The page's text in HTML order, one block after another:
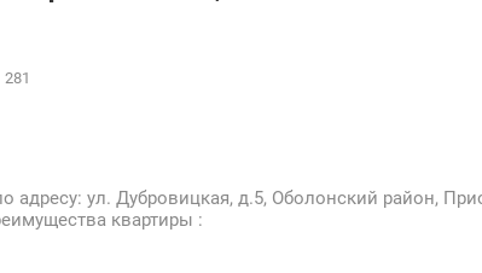
281
адресу: ул. Дубровицкая, д.5, Оболонский район,
квартиры :